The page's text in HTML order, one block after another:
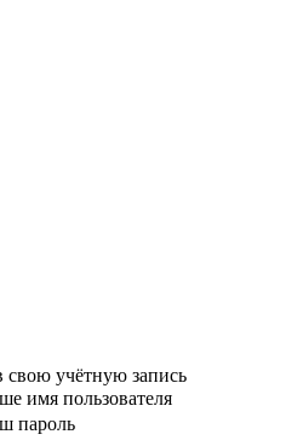
свою учётную запись
имя пользователя
пароль